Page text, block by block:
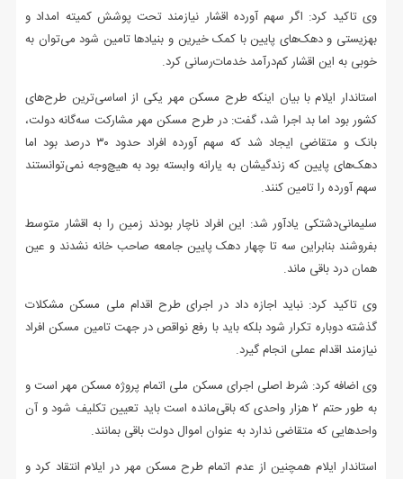
وی تاکید کرد: اگر سهم آورده اقشار نیازمند تحت پوشش کمیته امداد و
بهزیستی و دهک‌های پایین با کمک خیرین و بنیادها تامین شود می‌توان به
خوبی به این اقشار کم‌درآمد خدمات‌رسانی کرد.
استاندار ایلام با بیان اینکه طرح مسکن مهر یکی از اساسی‌ترین طرح‌های
کشور بود اما بد اجرا شد، گفت: در طرح مسکن مهر مشارکت سه‌گانه دولت،
بانک و متقاضی ایجاد شد که سهم آورده افراد حدود ۳۰ درصد بود اما
دهک‌های پایین که زندگیشان به یارانه وابسته بود به هیچ‌وجه نمی‌توانستند
سهم آورده را تامین کنند.
سلیمانی‌دشتکی یادآور شد: این افراد ناچار بودند زمین را به اقشار متوسط
بفروشند بنابراین سه تا چهار دهک پایین جامعه صاحب خانه نشدند و عین
همان درد باقی ماند.
وی تاکید کرد: نباید اجازه داد در اجرای طرح اقدام ملی مسکن مشکلات
گذشته دوباره تکرار شود بلکه باید با رفع نواقص در جهت تامین مسکن افراد
نیازمند اقدام عملی انجام گیرد.
وی اضافه کرد: شرط اصلی اجرای مسکن ملی اتمام پروژه مسکن مهر است و
به طور حتم ۲ هزار واحدی که باقی‌مانده است باید تعیین تکلیف شود و آن
واحدهایی که متقاضی ندارد به عنوان اموال دولت باقی بمانند.
استاندار ایلام همچنین از عدم اتمام طرح مسکن مهر در ایلام انتقاد کرد و